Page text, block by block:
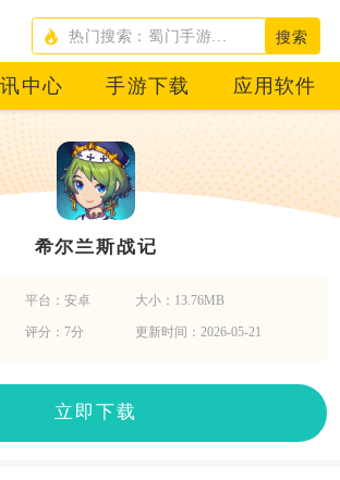
搜索
中心 手游下载 应用软件
希尔兰斯战记
平台：安卓 大小：13.76MB
评分：7分 更新时间：2026-05-21
立即下载